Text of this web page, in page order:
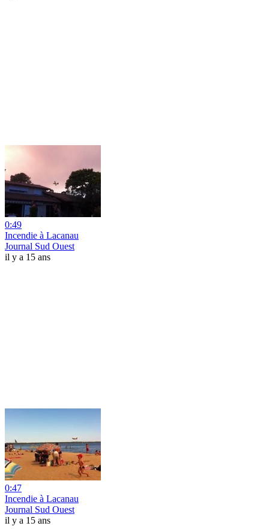
0:49
Incendie à Lacanau
Journal Sud Ouest
il y a 15 ans
0:47
Incendie à Lacanau
Journal Sud Ouest
il y a 15 ans